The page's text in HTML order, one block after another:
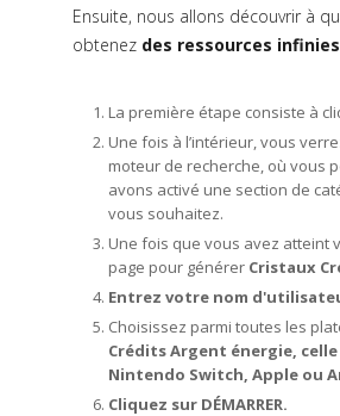
Ensuite, nous allons découvrir à
obtenez des ressources infinies
La première étape consiste à
Une fois à l’intérieur, vous
moteur de recherche, où vous
avons activé une section de
vous souhaitez.
Une fois que vous avez atteint
page pour générer Cristaux
Entrez votre nom d'utilisateur
Choisissez parmi toutes les
Crédits Argent énergie, celle
Nintendo Switch, Apple ou
Cliquez sur DÉMARRER.